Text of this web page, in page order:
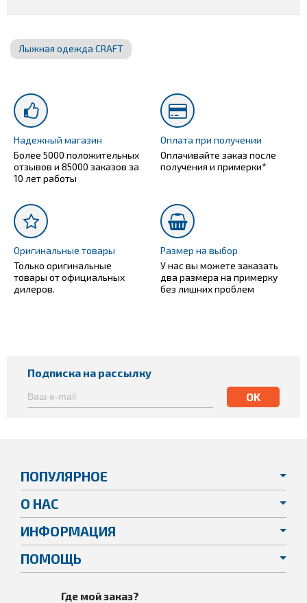
Лыжная одежда CRAFT
Надежный магазин
Более 5000 положительных
отзывов и 85000 заказов за
10 лет работы
Оплата при получении
Оплачивайте заказ после
получения и примерки*
Оригинальные товары
Только оригинальные
товары от официальных
дилеров.
Размер на выбор
У нас вы можете заказать
два размера на примерку
без лишних проблем
Подписка на рассылку
ПОПУЛЯРНОЕ
О НАС
ИНФОРМАЦИЯ
ПОМОЩЬ
Где мой заказ?